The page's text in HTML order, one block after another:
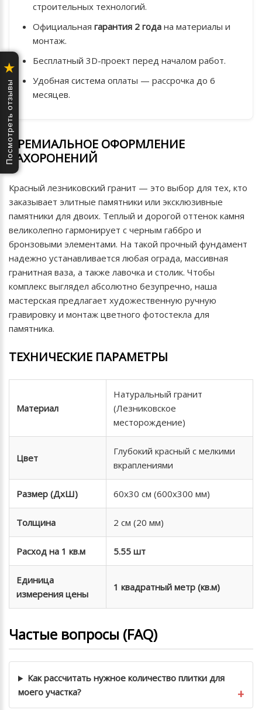
★
Посмотреть отзывы
строительных технологий.
Официальная гарантия 2 года на материалы и
монтаж.
Бесплатный 3D-проект перед началом работ.
Удобная система оплаты — рассрочка до 6
месяцев.
ПРЕМИАЛЬНОЕ ОФОРМЛЕНИЕ
ЗАХОРОНЕНИЙ
Красный лезниковский гранит — это выбор для тех, кто
заказывает элитные памятники или эксклюзивные
памятники для двоих. Теплый и дорогой оттенок камня
великолепно гармонирует с черным габбро и
бронзовыми элементами. На такой прочный фундамент
надежно устанавливается любая ограда, массивная
гранитная ваза, а также лавочка и столик. Чтобы
комплекс выглядел абсолютно безупречно, наша
мастерская предлагает художественную ручную
гравировку и монтаж цветного фотостекла для
памятника.
ТЕХНИЧЕСКИЕ ПАРАМЕТРЫ
Материал
Натуральный гранит
(Лезниковское
месторождение)
Цвет
Глубокий красный с мелкими
вкраплениями
Размер (ДхШ) 60х30 см (600х300 мм)
Толщина 2 см (20 мм)
Расход на 1 кв.м 5.55 шт
Единица
измерения цены
1 квадратный метр (кв.м)
Частые вопросы (FAQ)
Как рассчитать нужное количество плитки для
моего участка?